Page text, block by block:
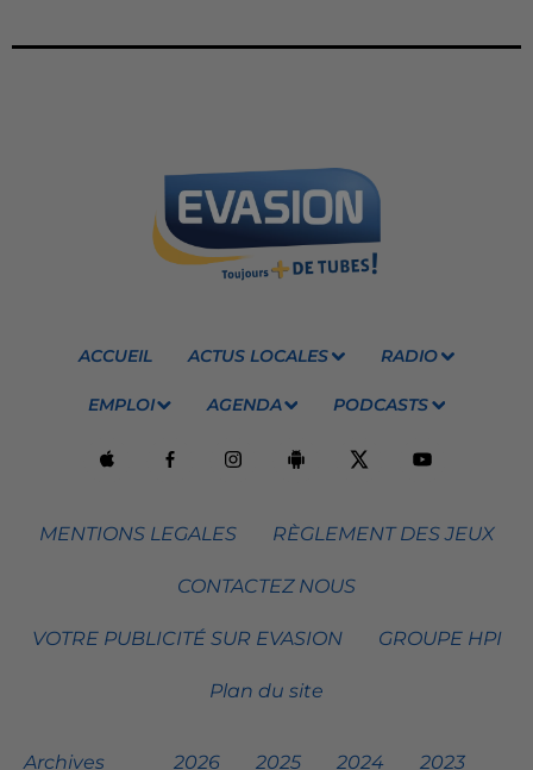
ACCUEIL ACTUS LOCALES RADIO
EMPLOI AGENDA PODCASTS
MENTIONS LEGALES RÈGLEMENT DES JEUX
CONTACTEZ NOUS
VOTRE PUBLICITÉ SUR EVASION GROUPE HPI
Plan du site
Archives 2026 2025 2024 2023